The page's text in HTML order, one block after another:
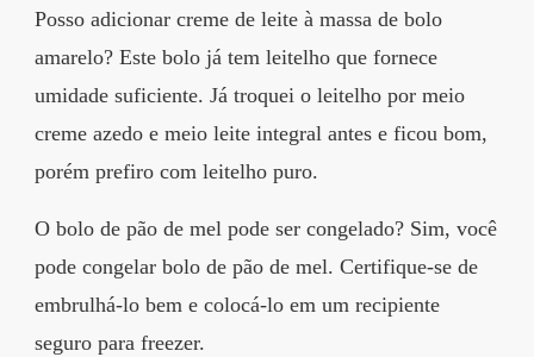
Posso adicionar creme de leite à massa de bolo
amarelo? Este bolo já tem leitelho que fornece
umidade suficiente. Já troquei o leitelho por meio
creme azedo e meio leite integral antes e ficou bom,
porém prefiro com leitelho puro.
O bolo de pão de mel pode ser congelado? Sim, você
pode congelar bolo de pão de mel. Certifique-se de
embrulhá-lo bem e colocá-lo em um recipiente
seguro para freezer.